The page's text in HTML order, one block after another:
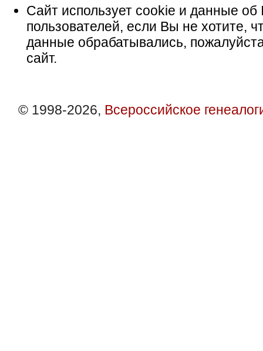
Сайт использует cookie и данные об
пользователей, если Вы не хотите,
данные обрабатывались,
сайт.
© 1998-2026, Всероссийское